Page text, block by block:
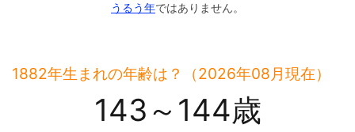
うるう年ではありません。
1882年生まれの年齢は？（2026年08月現在）
143～144歳